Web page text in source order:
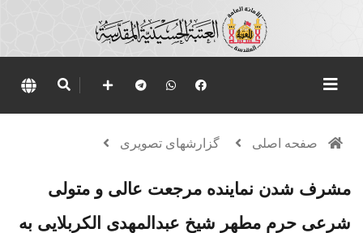
صفحه اصلی گزارشهای تصویری
مشرف شدن نماینده مرجعت عالی و متولی
شرعی حرم مطهر شیخ عبدالمهدی الکربلایی به